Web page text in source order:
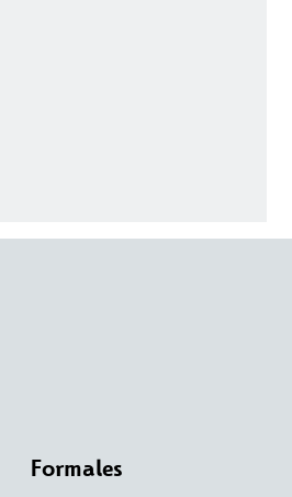
Formales